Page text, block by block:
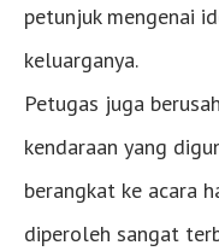
petunjuk mengenai
keluarganya.
Petugas juga
kendaraan yang
berangkat ke acara
diperoleh sangat